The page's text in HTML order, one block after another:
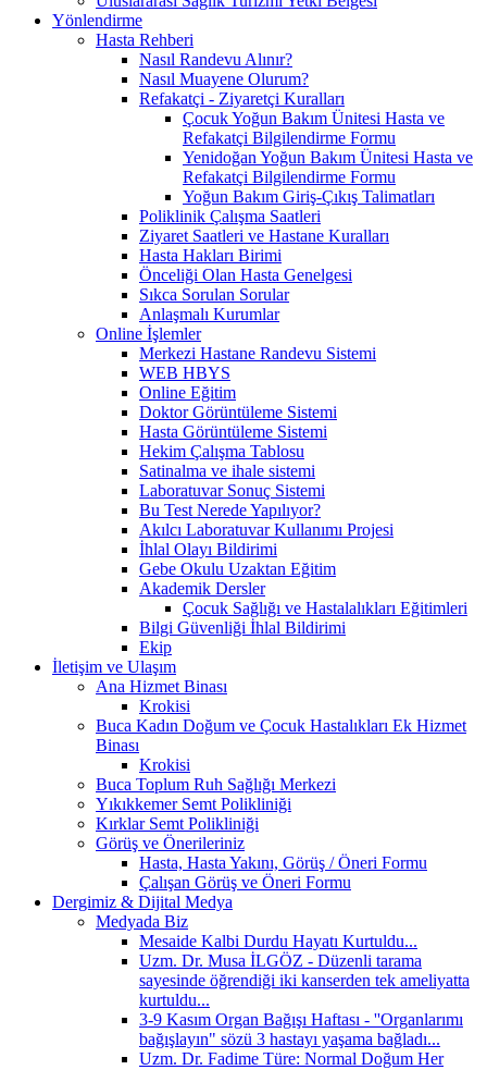
Yönlendirme
Hasta Rehberi
Nasıl Randevu Alınır?
Nasıl Muayene Olurum?
Refakatçi - Ziyaretçi Kuralları
Çocuk Yoğun Bakım Ünitesi Hasta ve
Refakatçi Bilgilendirme Formu
Yenidoğan Yoğun Bakım Ünitesi Hasta ve
Refakatçi Bilgilendirme Formu
Yoğun Bakım Giriş-Çıkış Talimatları
Poliklinik Çalışma Saatleri
Ziyaret Saatleri ve Hastane Kuralları
Hasta Hakları Birimi
Önceliği Olan Hasta Genelgesi
Sıkca Sorulan Sorular
Anlaşmalı Kurumlar
Online İşlemler
Merkezi Hastane Randevu Sistemi
WEB HBYS
Online Eğitim
Doktor Görüntüleme Sistemi
Hasta Görüntüleme Sistemi
Hekim Çalışma Tablosu
Satinalma ve ihale sistemi
Laboratuvar Sonuç Sistemi
Bu Test Nerede Yapılıyor?
Akılcı Laboratuvar Kullanımı Projesi
İhlal Olayı Bildirimi
Gebe Okulu Uzaktan Eğitim
Akademik Dersler
Çocuk Sağlığı ve Hastalalıkları Eğitimleri
Bilgi Güvenliği İhlal Bildirimi
Ekip
İletişim ve Ulaşım
Ana Hizmet Binası
Krokisi
Buca Kadın Doğum ve Çocuk Hastalıkları Ek Hizmet
Binası
Krokisi
Buca Toplum Ruh Sağlığı Merkezi
Yıkıkkemer Semt Polikliniği
Kırklar Semt Polikliniği
Görüş ve Önerileriniz
Hasta, Hasta Yakını, Görüş / Öneri Formu
Çalışan Görüş ve Öneri Formu
Dergimiz & Dijital Medya
Medyada Biz
Mesaide Kalbi Durdu Hayatı Kurtuldu...
Uzm. Dr. Musa İLGÖZ - Düzenli tarama
sayesinde öğrendiği iki kanserden tek ameliyatta
kurtuldu...
3-9 Kasım Organ Bağışı Haftası - ''Organlarımı
bağışlayın" sözü 3 hastayı yaşama bağladı...
Uzm. Dr. Fadime Türe: Normal Doğum Her